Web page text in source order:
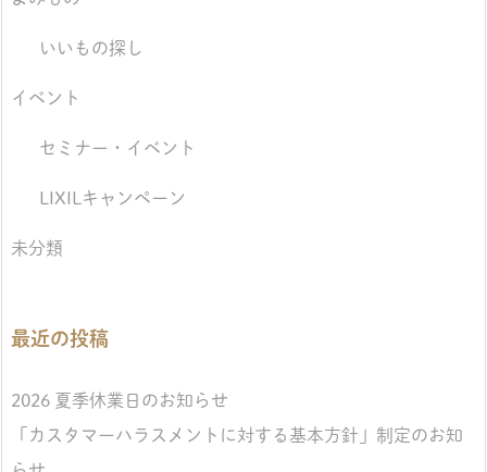
いいもの探し
イベント
セミナー・イベント
LIXILキャンペーン
未分類
最近の投稿
2026 夏季休業日のお知らせ
「カスタマーハラスメントに対する基本方針」制定のお知